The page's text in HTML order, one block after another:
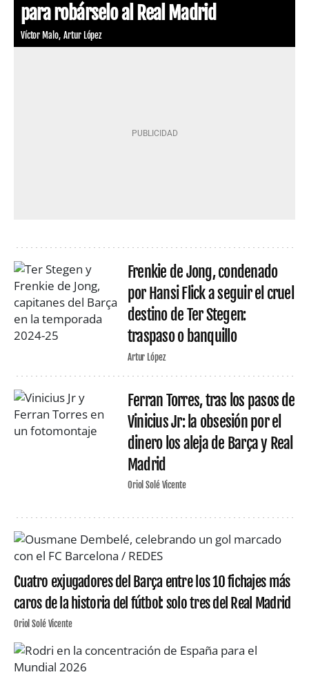
para robárselo al Real Madrid
Víctor Malo Artur López
Frenkie de Jong, condenado
por Hansi Flick a seguir el cruel
destino de Ter Stegen:
traspaso o banquillo
Artur López
Ferran Torres, tras los pasos de
Vinicius Jr: la obsesión por el
dinero los aleja de Barça y Real
Madrid
Oriol Solé Vicente
Cuatro exjugadores del Barça entre los 10 fichajes más
caros de la historia del fútbol: solo tres del Real Madrid
Oriol Solé Vicente